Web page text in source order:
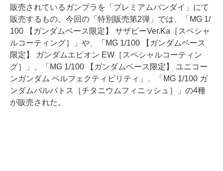
販売されているガンプラを「プレミアムバンダイ」にて
販売するもの。今回の「特別販売第2弾」では、「MG 1/
100 【ガンダムベース限定】 サザビーVer.Ka［スペシャ
ルコーティング］」や、「MG 1/100 【ガンダムベース
限定】 ガンダムエピオン EW［スペシャルコーティン
グ］」、「MG 1/100 【ガンダムベース限定】 ユニコー
ンガンダム ペルフェクティビリティ」、「MG 1/100 ガ
ンダムバルバトス［チタニウムフィニッシュ］」の4種
が販売された。